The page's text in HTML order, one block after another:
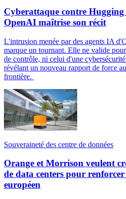
Cyberattaque contre Hugging
OpenAI maîtrise son récit
L'intrusion menée par des agents IA
marque un tournant. Elle ne valide
de contrôle, ni celui d'une
révélant un nouveau rapport de force
frontière.
Souveraineté des centre de données
Orange et Morrison veulent
de data centers pour
européen